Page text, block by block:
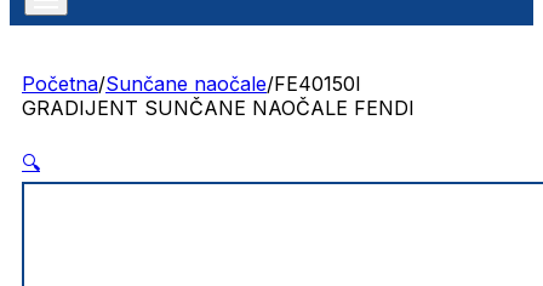
Početna/Sunčane naočale/FE40150I
GRADIJENT SUNČANE NAOČALE FENDI
🔍